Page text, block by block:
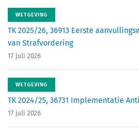
WETGEVING
TK 2025/26, 36913 Eerste
van Strafvordering
17 juli 2026
WETGEVING
TK 2024/25, 36731 Implementatie
17 juli 2026